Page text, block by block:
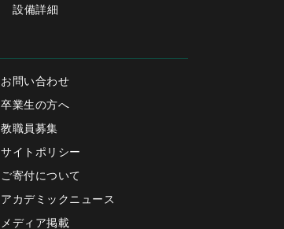
設備詳細
お問い合わせ
卒業生の方へ
教職員募集
サイトポリシー
ご寄付について
アカデミックニュース
メディア掲載